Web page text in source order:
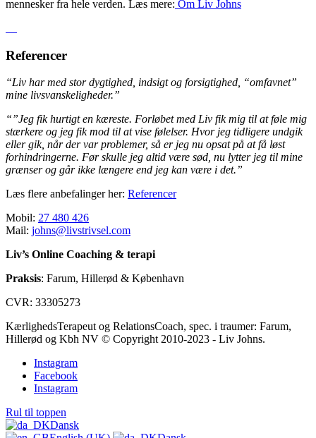
mennesker fra hele verden. Læs mere: Om Liv Johns
Referencer
“Liv har med stor dygtighed, indsigt og forsigtighed, “omfavnet”
mine livsvanskeligheder.”
“”Jeg fik hurtigt en kæreste. Forløbet med Liv fik mig til at føle mig
stærkere og jeg fik mod til at vise følelser. Hvor jeg tidligere undgik
eller gik, når der var problemer, så er jeg nu opsat på at få løst
forhindringerne. Før skulle jeg altid være sød, nu lytter jeg til mine
grænser og går ikke længere end jeg kan være i det.”
Læs flere anbefalinger her: Referencer
Mobil: 27 480 426
Mail: johns@livstrivsel.com
Liv’s Online Coaching & terapi
Praksis: Farum, Hillerød & København
CVR: 33305273
KærlighedsTerapeut og RelationsCoach, spec. i traumer: Farum,
Hillerød og Kbh NV © Copyright 2010-2023 - Liv Johns.
Instagram
Facebook
Instagram
Rul til toppen
Dansk